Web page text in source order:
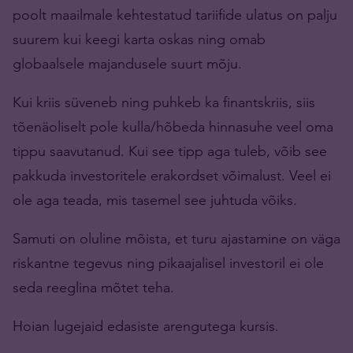
poolt maailmale kehtestatud tariifide ulatus on palju
suurem kui keegi karta oskas ning omab
globaalsele majandusele suurt mõju.
Kui kriis süveneb ning puhkeb ka finantskriis, siis
tõenäoliselt pole kulla/hõbeda hinnasuhe veel oma
tippu saavutanud. Kui see tipp aga tuleb, võib see
pakkuda investoritele erakordset võimalust. Veel ei
ole aga teada, mis tasemel see juhtuda võiks.
Samuti on oluline mõista, et turu ajastamine on väga
riskantne tegevus ning pikaajalisel investoril ei ole
seda reeglina mõtet teha.
Hoian lugejaid edasiste arengutega kursis.